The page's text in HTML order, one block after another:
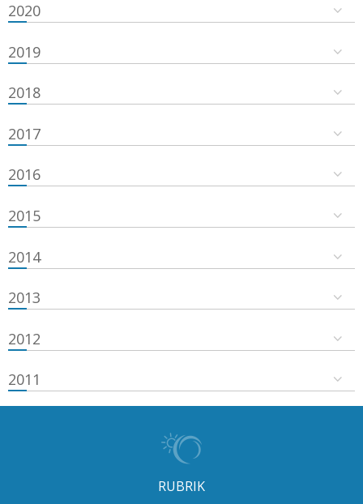
2020
2019
2018
2017
2016
2015
2014
2013
2012
2011
RUBRIK